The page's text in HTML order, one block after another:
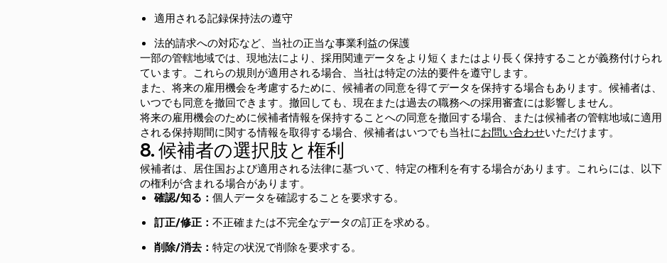
適用される記録保持法の遵守
法的請求への対応など、当社の正当な事業利益の保護
一部の管轄地域では、現地法により、採用関連データをより短くまたはより長く保持することが義務付けられ
ています。これらの規則が適用される場合、当社は特定の法的要件を遵守します。
また、将来の雇用機会を考慮するために、候補者の同意を得てデータを保持する場合もあります。候補者は、
いつでも同意を撤回できます。撤回しても、現在または過去の職務への採用審査には影響しません。
将来の雇用機会のために候補者情報を保持することへの同意を撤回する場合、または候補者の管轄地域に適用
される保持期間に関する情報を取得する場合、候補者はいつでも当社にお問い合わせいただけます。
8. 候補者の選択肢と権利
候補者は、居住国および適用される法律に基づいて、特定の権利を有する場合があります。これらには、以下
の権利が含まれる場合があります。
確認/知る： 個人データを確認することを要求する。
訂正/修正： 不正確または不完全なデータの訂正を求める。
削除/消去： 特定の状況で削除を要求する。